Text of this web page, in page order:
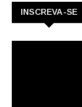
INSCREVA-SE